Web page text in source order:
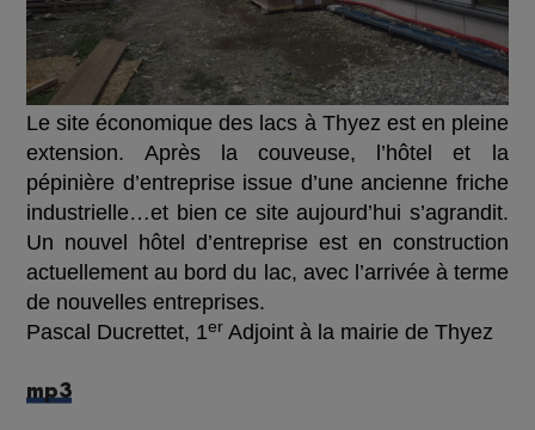
Le site économique des lacs à Thyez est en pleine
extension. Après la couveuse, l’hôtel et la
pépinière d’entreprise issue d’une ancienne friche
industrielle…et bien ce site aujourd’hui s’agrandit.
Un nouvel hôtel d’entreprise est en construction
actuellement au bord du lac, avec l’arrivée à terme
de nouvelles entreprises.
Pascal Ducrettet, 1er Adjoint à la mairie de Thyez
mp3